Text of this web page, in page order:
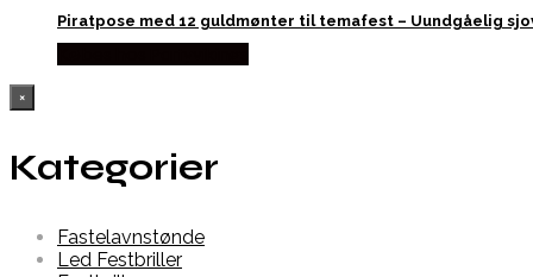
Piratpose med 12 guldmønter til temafest – Uundgåelig
×
Kategorier
Fastelavnstønde
Led Festbriller